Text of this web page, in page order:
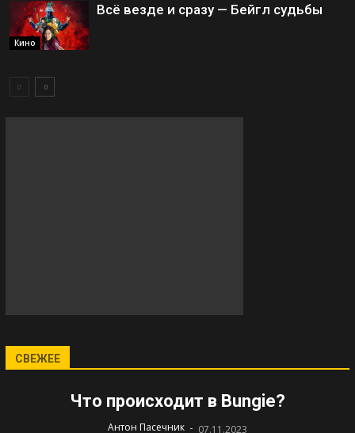
Кино
Всё везде и сразу — Бейгл судьбы
СВЕЖЕЕ
Что происходит в Bungie?
Антон Пасечник - 07.11.2023